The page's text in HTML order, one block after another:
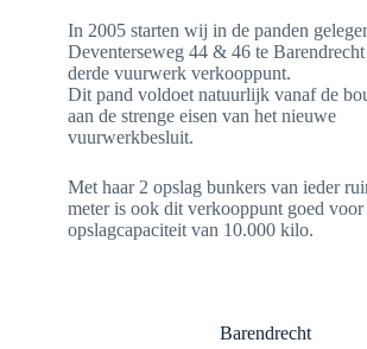
In 2005 starten wij in de panden
Deventerseweg 44 & 46 te
derde vuurwerk verkooppunt.
Dit pand voldoet natuurlijk vanaf de
aan de strenge eisen van het nieuwe
vuurwerkbesluit.
Met haar 2 opslag bunkers van ieder
meter is ook dit verkooppunt goed voor
opslagcapaciteit van 10.000 kilo.
Barendrecht